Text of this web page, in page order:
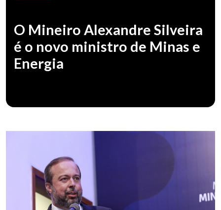
O Mineiro Alexandre Silveira
é o novo ministro de Minas e
Energia